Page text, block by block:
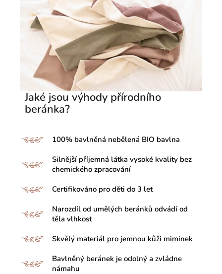
Jaké jsou výhody přírodního
beránka?
100% bavlněná nebělená BIO bavlna
Silnější příjemná látka vysoké kvality bez
chemického zpracování
Certifikováno pro děti do 3 let
Narozdíl od umělých beránků odvádí od
těla vlhkost
Skvělý materiál pro jemnou kůži miminek
Bavlněný beránek je odolný a zvládne
námahu